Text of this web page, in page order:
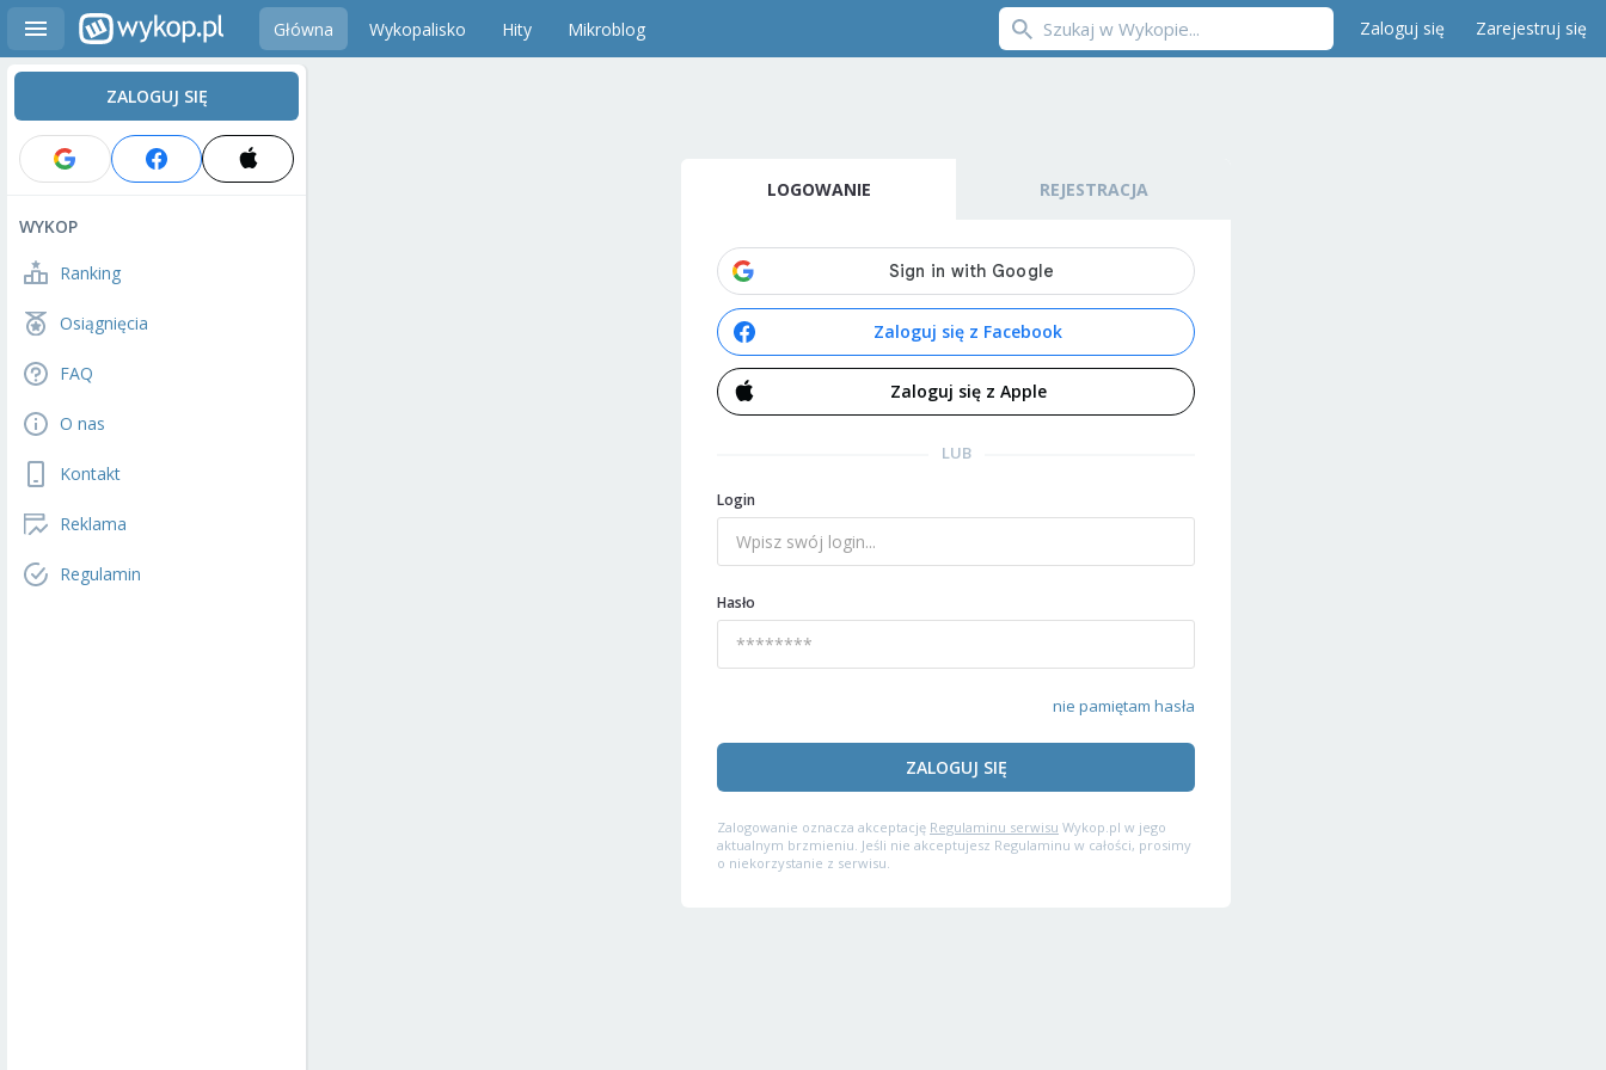
Główna Wykopalisko Hity Mikroblog Zaloguj się Zarejestruj się
ZALOGUJ SIĘ
WYKOP
Ranking
Osiągnięcia
FAQ
O nas
Kontakt
Reklama
Regulamin
LOGOWANIE REJESTRACJA
Zaloguj się z Facebook
Zaloguj się z Apple
LUB
Login
Hasło
nie pamiętam hasła
ZALOGUJ SIĘ
Zalogowanie oznacza akceptację Regulaminu serwisu Wykop.pl w jego
aktualnym brzmieniu. Jeśli nie akceptujesz Regulaminu w całości, prosimy
o niekorzystanie z serwisu.